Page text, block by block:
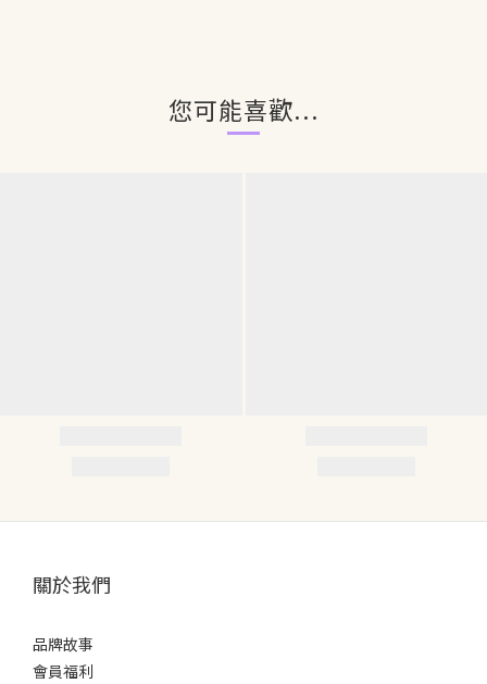
您可能喜歡...
關於我們
品牌故事
會員福利